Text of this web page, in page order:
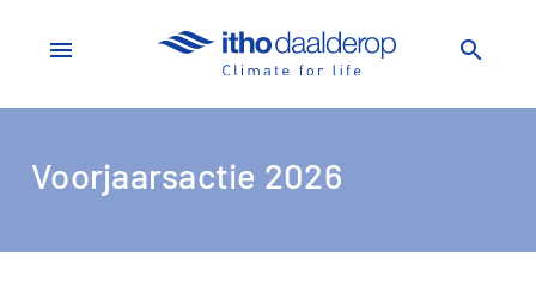
menu search
Voorjaarsactie 2026